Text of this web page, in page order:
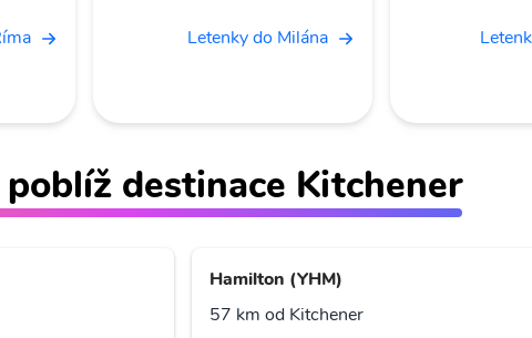
Letenky do Milána
destinace Kitchener
Hamilton (YHM)
57 km od Kitchener